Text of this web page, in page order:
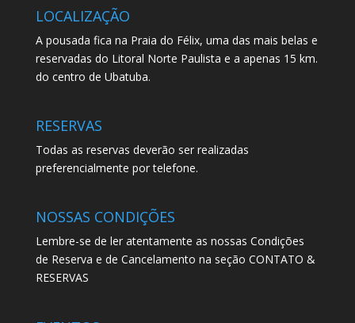
LOCALIZAÇÃO
A pousada fica na Praia do Félix, uma das mais belas e
reservadas do Litoral Norte Paulista e a apenas 15 km.
do centro de Ubatuba.
RESERVAS
Todas as reservas deverão ser realizadas
preferencialmente por telefone.
NOSSAS CONDIÇÕES
Lembre-se de ler atentamente as nossas Condições
de Reserva e de Cancelamento na seção CONTATO &
RESERVAS